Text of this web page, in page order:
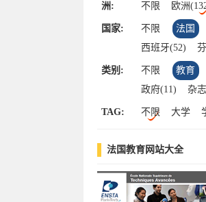
洲: 不限 欧洲
国家: 不限 法国
西班牙(52)
爱尔兰(7)
波
爱沙尼亚(3)
拉脱维亚(1)
立陶宛(1)
类别: 不限 教育
政府(11)
杂
交通(7)
旅游
摄影(1)
TAG: 不限 大学
尼
特 高等
法国教育网站大全